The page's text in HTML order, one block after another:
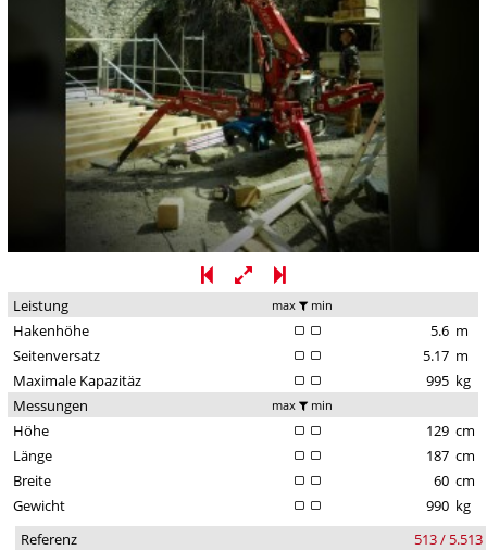
Leistung max min
Hakenhöhe 5.6 m
Seitenversatz
5.17 m
Maximale Kapazitäz
995 kg
Messungen
max min
Höhe 129 cm
Länge
187 cm
Breite
60 cm
Gewicht
990 kg
Referenz
513 / 5.513